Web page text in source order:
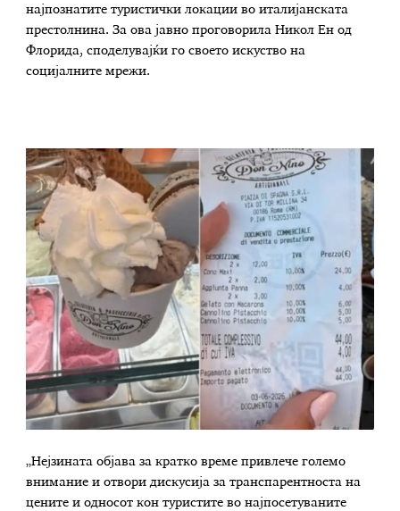
најпознатите туристички локации во италијанската
престолнина. За ова јавно проговорила Никол Ен од
Флорида, споделувајќи го своето искуство на
социјалните мрежи.
„Нејзината објава за кратко време привлече големо
внимание и отвори дискусија за транспарентноста на
цените и односот кон туристите во најпосетуваните